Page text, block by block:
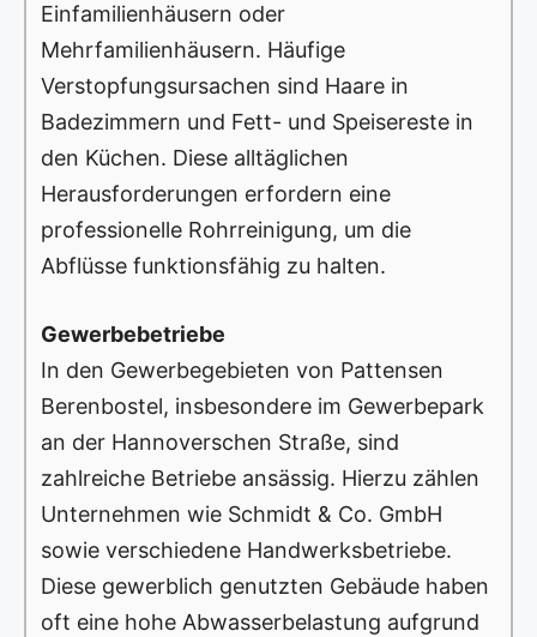
Einfamilienhäusern oder
Mehrfamilienhäusern. Häufige
Verstopfungsursachen sind Haare in
Badezimmern und Fett- und Speisereste in
den Küchen. Diese alltäglichen
Herausforderungen erfordern eine
professionelle Rohrreinigung, um die
Abflüsse funktionsfähig zu halten.
Gewerbebetriebe
In den Gewerbegebieten von Pattensen
Berenbostel, insbesondere im Gewerbepark
an der Hannoverschen Straße, sind
zahlreiche Betriebe ansässig. Hierzu zählen
Unternehmen wie Schmidt & Co. GmbH
sowie verschiedene Handwerksbetriebe.
Diese gewerblich genutzten Gebäude haben
oft eine hohe Abwasserbelastung aufgrund